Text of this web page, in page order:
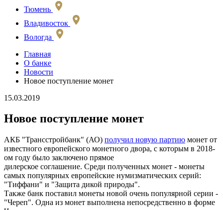
Тюмень
Владивосток
Вологда
Главная
О банке
Новости
Новое поступление монет
15.03.2019
Новое поступление монет
АКБ "Трансстройбанк" (АО) получил новую партию монет от
известного европейского монетного двора, с которым в 2018-
ом году было заключено прямое
дилерское соглашение. Среди полученных монет - монеты
самых популярных европейские нумизматических серий:
"Тиффани" и "Защита дикой природы".
Также банк поставил монеты новой очень популярной серии -
"Череп". Одна из монет выполнена непосредственно в форме